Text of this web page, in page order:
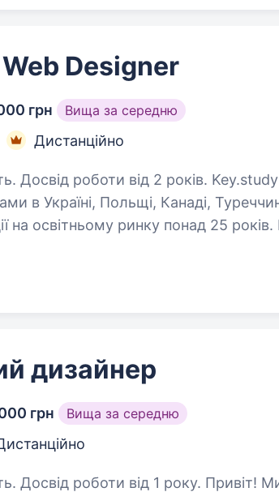
Designer
грн Вища за середню
Дистанційно
від 2 років. Key.study — міжнародна група
в Україні, Польщі, Канаді,
на освітньому ринку понад 25 років.
дизайнер
грн Вища за середню
від 1 року. Привіт! Ми в пошуку графічного